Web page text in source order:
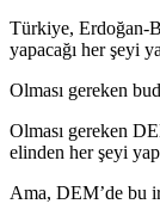
Türkiye, Erdoğan-
yapacağı her şeyi
Olması gereken
Olması gereken
elinden her şeyi
Ama, DEM’de bu